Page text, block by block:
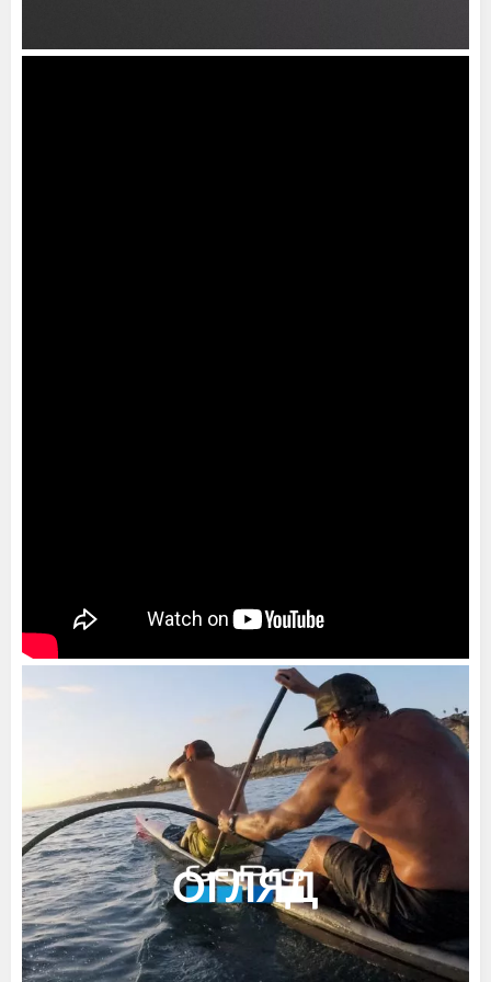
ОГЛЯД